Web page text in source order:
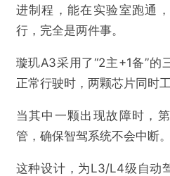
进制程，能在实验室跑通
行，完全是两件事。
璇玑A3采用了“2主+1备”的
正常行驶时，两颗芯片同时
当其中一颗出现故障时，
管，确保智驾系统不会中断。
这种设计，为L3/L4级自动